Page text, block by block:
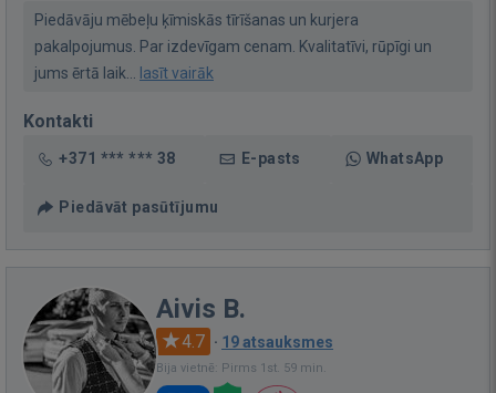
Piedāvāju mēbeļu ķīmiskās tīrīšanas un kurjera
pakalpojumus. Par izdevīgam cenam. Kvalitatīvi, rūpīgi un
jums ērtā laik...
lasīt vairāk
Kontakti
+371 *** *** 38 E-pasts WhatsApp
Piedāvāt pasūtījumu
Aivis B.
4.7 · 19 atsauksmes
Bija vietnē: Pirms 1st. 59 min.